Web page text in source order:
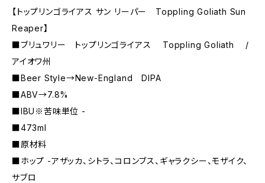
【トップリンゴライアス サン リーパー Toppling Goliath Sun
Reaper】
■ブリュワリー トップリンゴライアス Toppling Goliath /
アイオワ州
■Beer Style→New-England DIPA
■ABV→7.8%
■IBU※苦味単位 -
■473ml
■原材料
■ホップ -アザッカ、シトラ、コロンブス、ギャラクシー、モザイク、
サブロ